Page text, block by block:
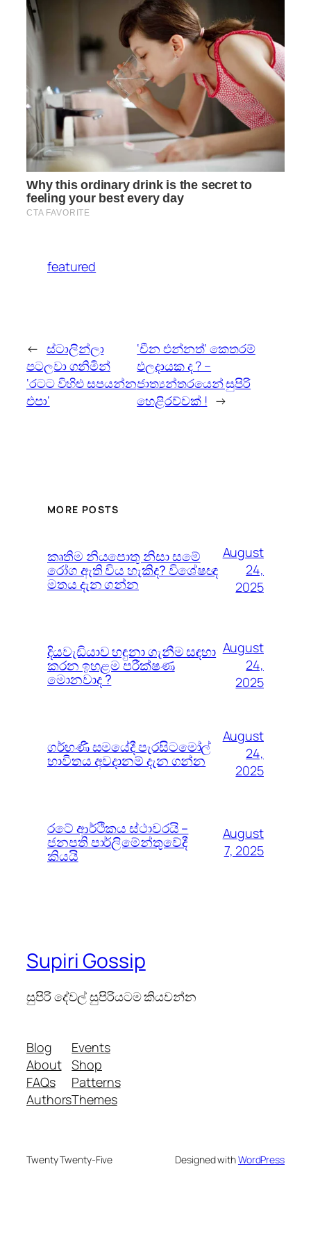
featured
← ස්ටාලින්ලා
පටලවා ගනිමින්
‘රටට විහිළු සපයන්න
එපා‘
‘චීන එන්නත්‘ කෙතරම්
ඵලදායක ද ? –
ජාත්‍යන්තරයෙන් සුපිරි
හෙළිරව්වක් ! →
MORE POSTS
කෘතිම නියපොතු නිසා සමේ
රෝග ඇති විය හැකිද? විශේෂඥ
මතය දැන ගන්න
August
24,
2025
දියවැඩියාව හඳුනා ගැනීම සඳහා
කරන ඉහළම පරීක්ෂණ
මොනවාද ?
August
24,
2025
ගර්භණී සමයේදී පැරසිටමෝල්
භාවිතය අවදානම් දැන ගන්න
August
24,
2025
රටේ ආර්ථිකය ස්ථාවරයි –
ජනපති පාර්ලිමේන්තුවේදී
කියයි
August
7, 2025
Supiri Gossip
සුපිරි දේවල් සුපිරියටම කියවන්න
Blog
About
FAQs
Authors
Events
Shop
Patterns
Themes
Twenty Twenty-Five Designed withWordPress